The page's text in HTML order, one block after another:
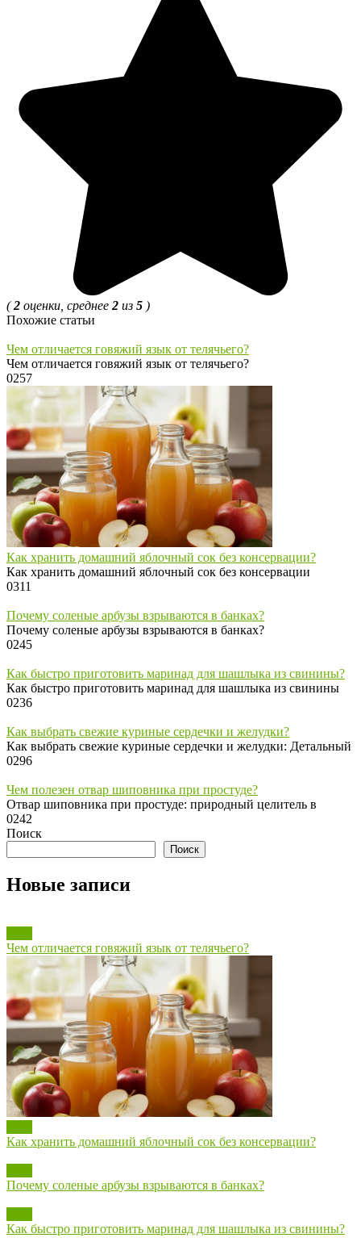
(2 оценки, среднее 2 из 5 )
Похожие статьи
Чем отличается говяжий язык от телячьего?
Чем отличается говяжий язык от телячьего?
0257
Как хранить домашний яблочный сок без консервации?
Как хранить домашний яблочный сок без консервации
0311
Почему соленые арбузы взрываются в банках?
Почему соленые арбузы взрываются в банках?
0245
Как быстро приготовить маринад для шашлыка из свинины?
Как быстро приготовить маринад для шашлыка из свинины
0236
Как выбрать свежие куриные сердечки и желудки?
Как выбрать свежие куриные сердечки и желудки: Детальный
0296
Чем полезен отвар шиповника при простуде?
Отвар шиповника при простуде: природный целитель в
0242
Поиск
Поиск
Новые записи
Чем отличается говяжий язык от телячьего?
Как хранить домашний яблочный сок без консервации?
Почему соленые арбузы взрываются в банках?
Как быстро приготовить маринад для шашлыка из свинины?